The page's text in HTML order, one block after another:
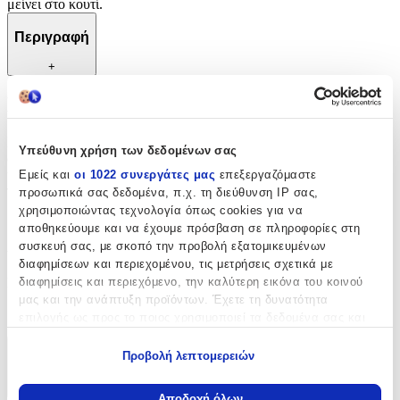
Υπεύθυνη χρήση των δεδομένων σας
Εμείς και οι 1022 συνεργάτες μας επεξεργαζόμαστε
προσωπικά σας δεδομένα, π.χ. τη διεύθυνση IP σας,
χρησιμοποιώντας τεχνολογία όπως cookies για να
αποθηκεύουμε και να έχουμε πρόσβαση σε πληροφορίες στη
συσκευή σας, με σκοπό την προβολή εξατομικευμένων
διαφημίσεων και περιεχομένου, τις μετρήσεις σχετικά με
διαφημίσεις και περιεχόμενο, την καλύτερη εικόνα του κοινού
μας και την ανάπτυξη προϊόντων. Έχετε τη δυνατότητα
Να συλλέξουμε πληροφορίες σχετικά με τη γεωγραφική
Προβολή λεπτομερειών
μείνει στο κουτί.
Περιγραφή
+
Περιγραφή
Μια μοναδική αλυσίδα που θα προσθέσει λάμψη στην εμφάνιση
σας ενώ παράλληλα μπορεί να εκφράσει το προσωπικό σας στιλ
και αισθητική. Ταιριάζει σε κάθε περίσταση, καθημερινά αλλά και
για επίσημες εκδηλώσεις. Ένα τέλειο δώρο που σίγουρα δεν θα
μείνει στο κουτί.
Χαρακτηριστικά
Κατασκευαστής: